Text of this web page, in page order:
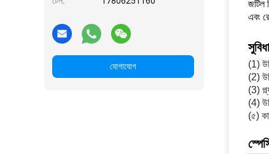
যোগাযোগ
জটিল
এবং
সুবিধা
(1)
(2)
(3)
(4)
(৫)